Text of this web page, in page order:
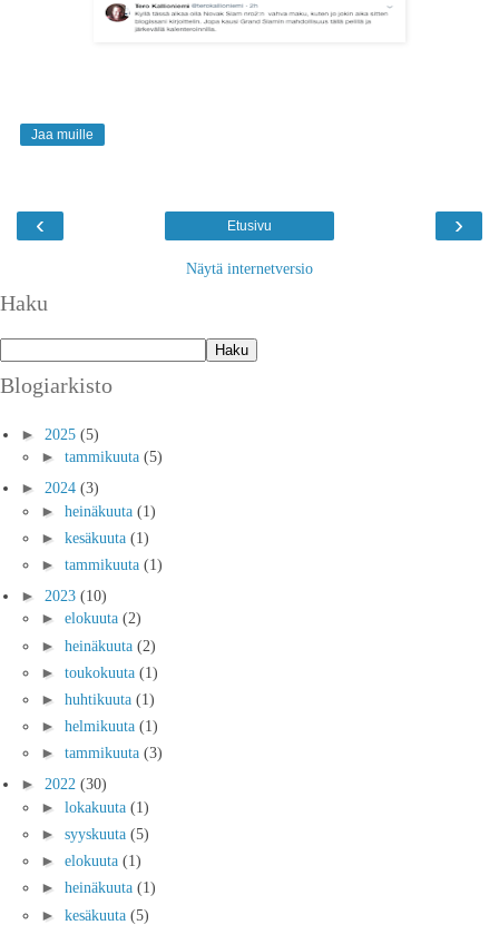
Jaa muille
‹ ›
Etusivu
Näytä internetversio
Haku
Blogiarkisto
► 2025 (5)
► tammikuuta (5)
► 2024 (3)
► heinäkuuta (1)
► kesäkuuta (1)
► tammikuuta (1)
► 2023 (10)
► elokuuta (2)
► heinäkuuta (2)
► toukokuuta (1)
► huhtikuuta (1)
► helmikuuta (1)
► tammikuuta (3)
► 2022 (30)
► lokakuuta (1)
► syyskuuta (5)
► elokuuta (1)
► heinäkuuta (1)
► kesäkuuta (5)